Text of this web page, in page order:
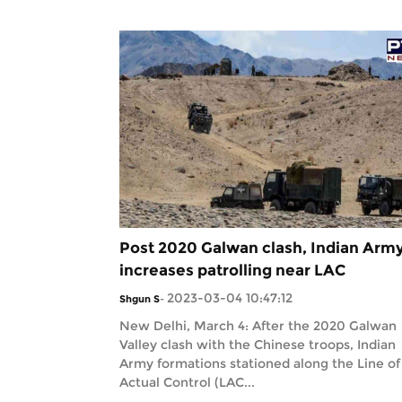
Post 2020 Galwan clash, Indian
increases patrolling near LAC
Shgun S- 2023-03-04 10:47:12
New Delhi, March 4: After the 2020 Galwan
Valley clash with the Chinese troops, Indian
Army formations stationed along the Line of
Actual Control (LAC...